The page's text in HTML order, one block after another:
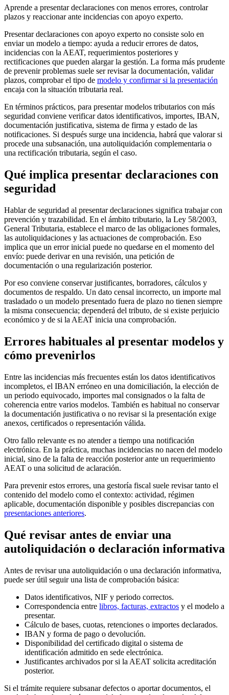
Aprende a presentar declaraciones con menos errores, controlar
plazos y reaccionar ante incidencias con apoyo experto.
Presentar declaraciones con apoyo experto no consiste solo en
enviar un modelo a tiempo: ayuda a reducir errores de datos,
incidencias con la AEAT, requerimientos posteriores y
rectificaciones que pueden alargar la gestión. La forma más prudente
de prevenir problemas suele ser revisar la documentación, validar
plazos, comprobar el tipo de modelo y confirmar si la presentación
encaja con la situación tributaria real.
En términos prácticos, para presentar modelos tributarios con más
seguridad conviene verificar datos identificativos, importes, IBAN,
documentación justificativa, sistema de firma y estado de las
notificaciones. Si después surge una incidencia, habrá que valorar si
procede una subsanación, una autoliquidación complementaria o
una rectificación tributaria, según el caso.
Qué implica presentar declaraciones con
seguridad
Hablar de seguridad al presentar declaraciones significa trabajar con
prevención y trazabilidad. En el ámbito tributario, la Ley 58/2003,
General Tributaria, establece el marco de las obligaciones formales,
las autoliquidaciones y las actuaciones de comprobación. Eso
implica que un error inicial puede no quedarse en el momento del
envío: puede derivar en una revisión, una petición de
documentación o una regularización posterior.
Por eso conviene conservar justificantes, borradores, cálculos y
documentos de respaldo. Un dato censal incorrecto, un importe mal
trasladado o un modelo presentado fuera de plazo no tienen siempre
la misma consecuencia; dependerá del tributo, de si existe perjuicio
económico y de si la AEAT inicia una comprobación.
Errores habituales al presentar modelos y
cómo prevenirlos
Entre las incidencias más frecuentes están los datos identificativos
incompletos, el IBAN erróneo en una domiciliación, la elección de
un periodo equivocado, importes mal consignados o la falta de
coherencia entre varios modelos. También es habitual no conservar
la documentación justificativa o no revisar si la presentación exige
anexos, certificados o representación válida.
Otro fallo relevante es no atender a tiempo una notificación
electrónica. En la práctica, muchas incidencias no nacen del modelo
inicial, sino de la falta de reacción posterior ante un requerimiento
AEAT o una solicitud de aclaración.
Para prevenir estos errores, una gestoría fiscal suele revisar tanto el
contenido del modelo como el contexto: actividad, régimen
aplicable, documentación disponible y posibles discrepancias con
presentaciones anteriores.
Qué revisar antes de enviar una
autoliquidación o declaración informativa
Antes de revisar una autoliquidación o una declaración informativa,
puede ser útil seguir una lista de comprobación básica:
Datos identificativos, NIF y periodo correctos.
Correspondencia entre libros, facturas, extractos y el modelo a
presentar.
Cálculo de bases, cuotas, retenciones o importes declarados.
IBAN y forma de pago o devolución.
Disponibilidad del certificado digital o sistema de
identificación admitido en sede electrónica.
Justificantes archivados por si la AEAT solicita acreditación
posterior.
Si el trámite requiere subsanar defectos o aportar documentos, el